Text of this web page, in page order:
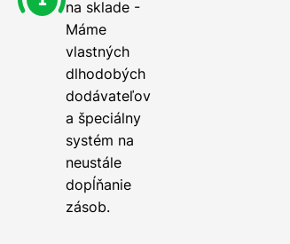
na sklade -
Máme
vlastných
dlhodobých
dodávateľov
a špeciálny
systém na
neustále
dopĺňanie
zásob.